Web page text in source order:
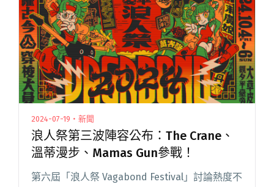
年度音樂趨勢大獎」公布全名單"
2024-07-19・新聞
浪人祭第三波陣容公布：The Crane、
溫蒂漫步、Mamas Gun參戰！
第六屆「浪人祭 Vagabond Festival」討論熱度不